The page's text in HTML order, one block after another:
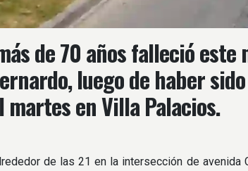
de 70 años falleció
luego de haber
martes en Villa Palacios.
de las 21 en la intersección de avenida